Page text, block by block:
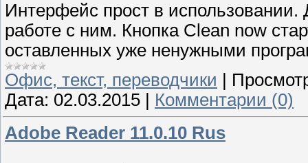
Интерфейс прост в
работе с ним. Кнопка Clean now
оставленных уже ненужными
Офис, текст, переводчики
Дата: 02.03.2015
Комментарии (0)
Adobe Reader 11.0.10 Rus